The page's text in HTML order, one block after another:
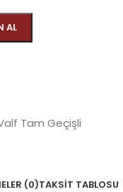
AL
Tam Geçişli
(0)TAKSIT TABLOSU